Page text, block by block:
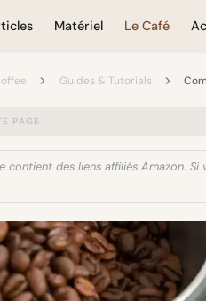
Matériel Le Café
Guides & Tutorials
PAGE
contient des liens affiliés Amazon.